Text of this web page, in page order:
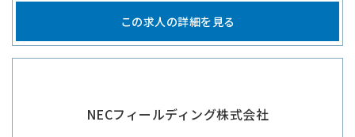
この求人の詳細を見る
NECフィールディング株式会社